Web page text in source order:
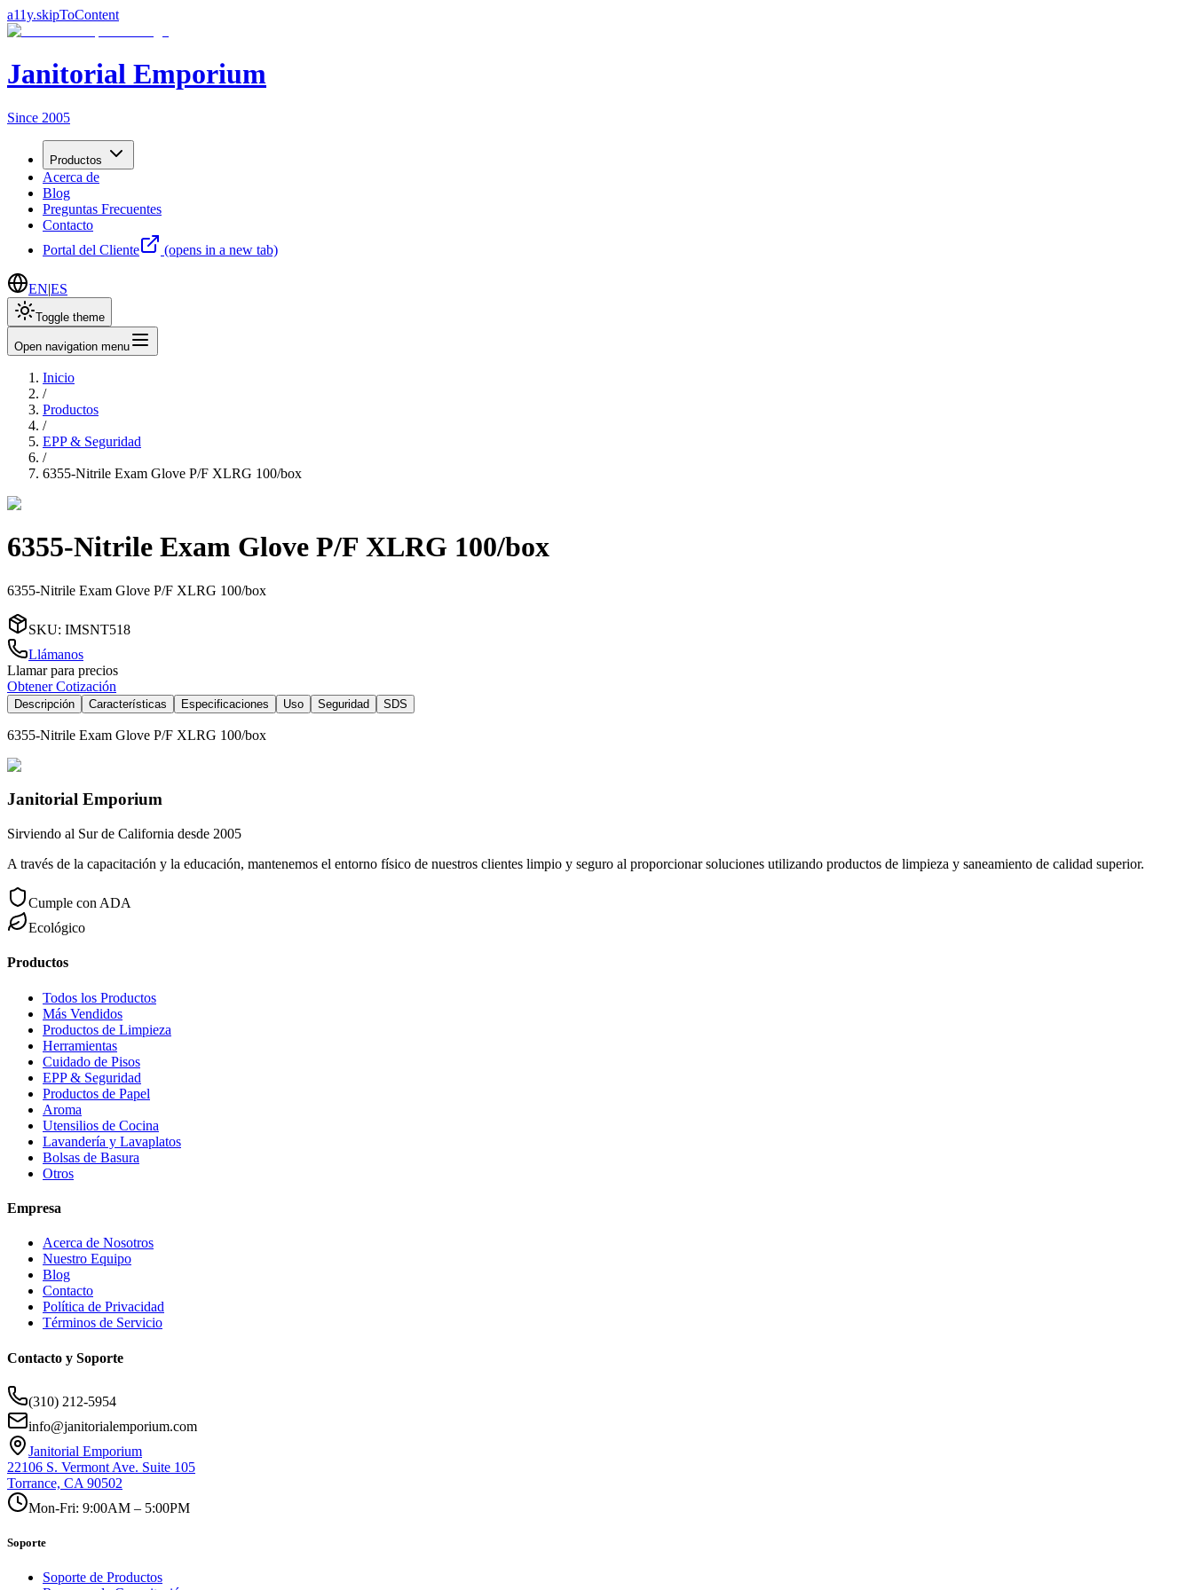
a11y.skipToContent
Janitorial Emporium
Since 2005
Productos
Acerca de
Blog
Preguntas Frecuentes
Contacto
Portal del Cliente
(opens in a new tab)
EN|ES
Toggle theme
Open navigation menu
Inicio
/
Productos
/
EPP & Seguridad
/
6355-Nitrile Exam Glove P/F XLRG 100/box
6355-Nitrile Exam Glove P/F XLRG 100/box
6355-Nitrile Exam Glove P/F XLRG 100/box
SKU: IMSNT518
Llámanos
Llamar para precios
Obtener Cotización
Descripción Características Especificaciones Uso Seguridad SDS
6355-Nitrile Exam Glove P/F XLRG 100/box
Janitorial Emporium
Sirviendo al Sur de California desde 2005
A través de la capacitación y la educación, mantenemos el entorno físico de nuestros clientes limpio y seguro al proporcionar soluciones utilizando productos de limpieza y saneamiento de calidad superior.
Cumple con ADA
Ecológico
Productos
Todos los Productos
Más Vendidos
Productos de Limpieza
Herramientas
Cuidado de Pisos
EPP & Seguridad
Productos de Papel
Aroma
Utensilios de Cocina
Lavandería y Lavaplatos
Bolsas de Basura
Otros
Empresa
Acerca de Nosotros
Nuestro Equipo
Blog
Contacto
Política de Privacidad
Términos de Servicio
Contacto y Soporte
(310) 212-5954
info@janitorialemporium.com
Janitorial Emporium
22106 S. Vermont Ave. Suite 105
Torrance, CA 90502
Mon-Fri: 9:00AM – 5:00PM
Soporte
Soporte de Productos